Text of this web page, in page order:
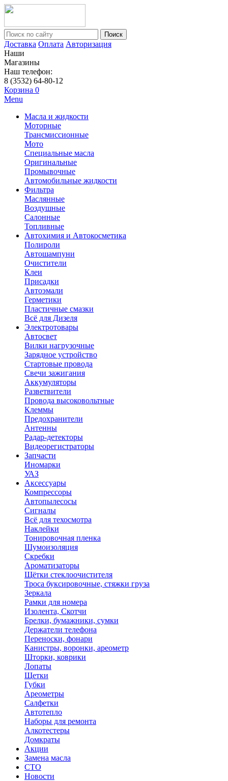
Поиск
Доставка Оплата Авторизация
Наши
Магазины
Наш телефон:
8 (3532) 64-80-12
Корзина 0
Menu
Масла и жидкости
Моторные
Трансмиссионные
Мото
Специальные масла
Оригинальные
Промывочные
Автомобильные жидкости
Фильтра
Маслянные
Воздушные
Салонные
Топливные
Автохимия и Автокосметика
Полироли
Автошампуни
Очистители
Клеи
Присадки
Автоэмали
Герметики
Пластичные смазки
Всё для Дизеля
Электротовары
Автосвет
Вилки нагрузочные
Зарядное устройство
Стартовые провода
Свечи зажигания
Аккумуляторы
Разветвители
Провода высоковольтные
Клеммы
Предохранители
Антенны
Радар-детекторы
Видеорегистраторы
Запчасти
Иномарки
УАЗ
Аксесcуары
Компрессоры
Автопылесосы
Сигналы
Всё для техосмотра
Наклейки
Тонировочная пленка
Шумоизоляция
Скребки
Ароматизаторы
Щётки стеклоочистителя
Троса буксировочные, стяжки груза
Зеркала
Рамки для номера
Изолента, Скотчи
Брелки, бумажники, сумки
Держатели телефона
Переноски, фонари
Канистры, воронки, ареометр
Шторки, коврики
Лопаты
Щетки
Губки
Ареометры
Салфетки
Автотепло
Наборы для ремонта
Алкотестеры
Домкраты
Акции
Замена масла
СТО
Новости